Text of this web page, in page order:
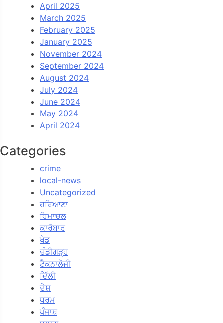
April 2025
March 2025
February 2025
January 2025
November 2024
September 2024
August 2024
July 2024
June 2024
May 2024
April 2024
Categories
crime
local-news
Uncategorized
ਹਰਿਆਣਾ
ਹਿਮਾਚਲ
ਕਾਰੋਬਾਰ
ਖੇਡ
ਚੰਡੀਗੜ੍ਹ
ਟੈਕਨਾਲੋਜੀ
ਦਿੱਲੀ
ਦੇਸ਼
ਧਰਮ
ਪੰਜਾਬ